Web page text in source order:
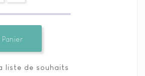
Panier
liste de souhaits